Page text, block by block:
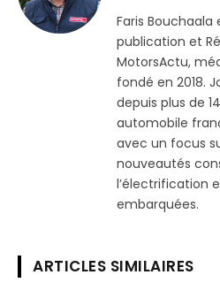
Faris
publication et
MotorsActu,
fondé en 2018.
depuis plus de
automobile
avec un focus
nouveautés
l’électrification
embarquées.
ARTICLES SIMILAIRES